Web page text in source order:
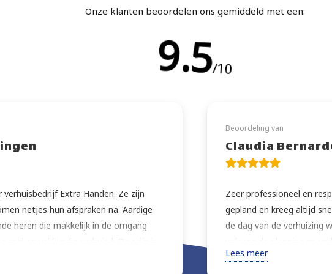
Onze klanten beoordelen ons gemiddeld met een:
9.5/10
Extra Handen. Ze zijn
netjes hun afspraken na. Aardige
heren die makkelijk in de omgang
snel en vakkundig verhuisd. De prijs is
Ik ben blij dat ik dit bedrijf heb
Beoordeling van
Claudia
Zeer professioneel en
gepland en kreeg altijd
de dag van de verhuizing
volgens de planning en
extra zorg. Zeer
Lees meer